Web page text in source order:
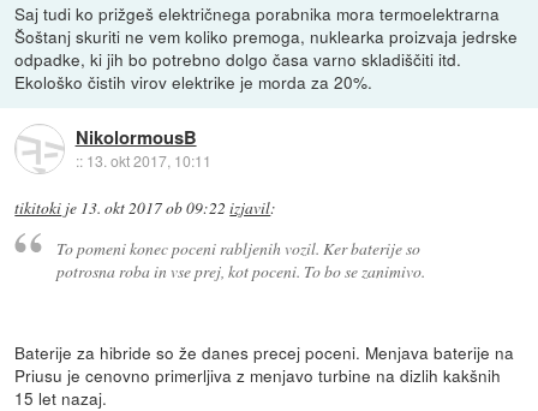
Saj tudi ko prižgeš električnega porabnika mora termoelektrarna
Šoštanj skuriti ne vem koliko premoga, nuklearka proizvaja jedrske
odpadke, ki jih bo potrebno dolgo časa varno skladiščiti itd.
Ekološko čistih virov elektrike je morda za 20%.
NikolormousB
:: 13. okt 2017, 10:11
tikitoki je 13. okt 2017 ob 09:22 izjavil:
To pomeni konec poceni rabljenih vozil. Ker baterije so
potrosna roba in vse prej, kot poceni. To bo se zanimivo.
Baterije za hibride so že danes precej poceni. Menjava baterije na
Priusu je cenovno primerljiva z menjavo turbine na dizlih kakšnih
15 let nazaj.